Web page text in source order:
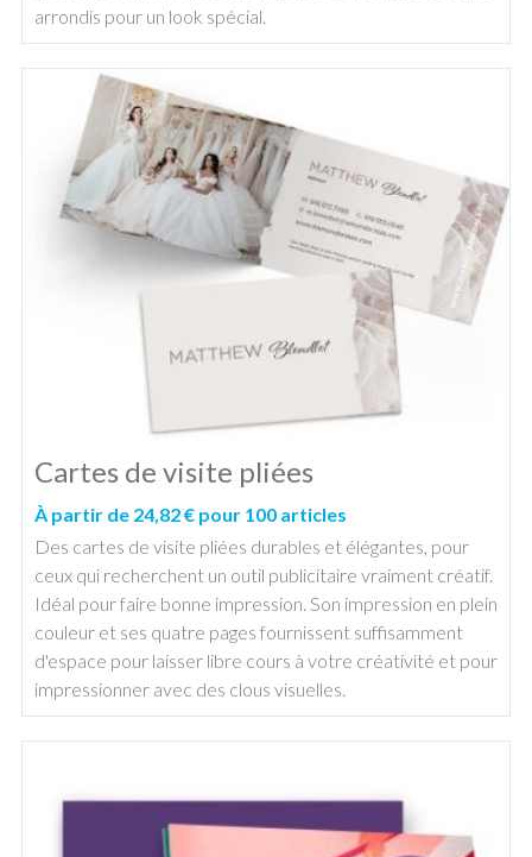
arrondis pour un look spécial.
Cartes de visite pliées
À partir de 24,82 € pour 100 articles
Des cartes de visite pliées durables et élégantes, pour
ceux qui recherchent un outil publicitaire vraiment créatif.
Idéal pour faire bonne impression. Son impression en plein
couleur et ses quatre pages fournissent suffisamment
d'espace pour laisser libre cours à votre créativité et pour
impressionner avec des clous visuelles.